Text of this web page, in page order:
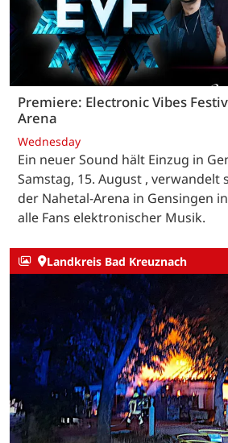
Premiere: Electronic Vibes
Arena
Wednesday
Ein neuer Sound hält Einzug in
Samstag, 15. August , verwandelt
der Nahetal-Arena in Gensingen
alle Fans elektronischer Musik.
Landkreis Bad Kreuznach